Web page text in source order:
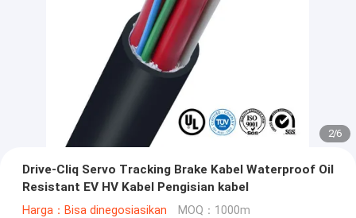
2/6
Drive-Cliq Servo Tracking Brake Kabel Waterproof Oil
Resistant EV HV Kabel Pengisian kabel
Harga：Bisa dinegosiasikan MOQ：1000m